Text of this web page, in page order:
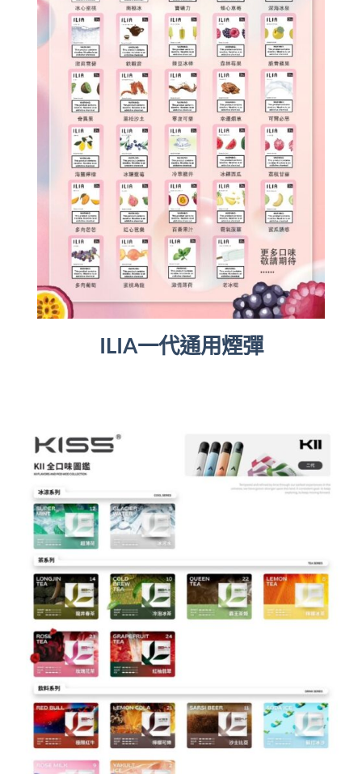
ILIA一代通用煙彈